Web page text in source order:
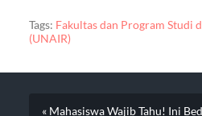
Tags: Fakultas dan Program Studi
(UNAIR)
« Mahasiswa Wajib Tahu! Ini